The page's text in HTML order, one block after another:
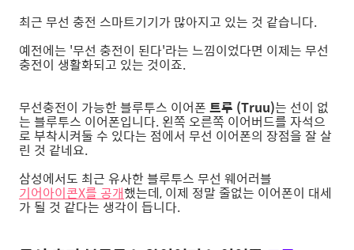
최근 무선 충전 스마트기기가 많아지고 있는 것 같습니다.
예전에는 '무선 충전이 된다'라는 느낌이었다면 이제는 무선
충전이 생활화되고 있는 것이죠.
무선충전이 가능한 블루투스 이어폰 트루 (Truu)는 선이 없
는 블루투스 이어폰입니다. 왼쪽 오른쪽 이어버드를 자석으
로 부착시켜둘 수 있다는 점에서 무선 이어폰의 장점을 잘 살
린 것 같네요.
삼성에서도 최근 유사한 블루투스 무선 웨어러블
기어아이콘X를 공개했는데, 이제 정말 줄없는 이어폰이 대세
가 될 것 같다는 생각이 듭니다.